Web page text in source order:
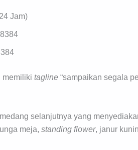
Jam)
memiliki tagline “sampaikan segala
selanjutnya yang
meja, standing flower, janur